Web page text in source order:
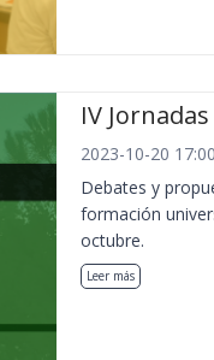
IV
2023-10-20
Debates y
formación
octubre.
Leer más